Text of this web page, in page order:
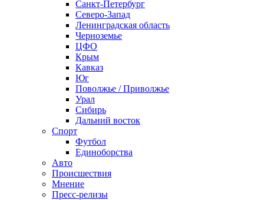
Санкт-Петербург
Северо-Запад
Ленинградская область
Черноземье
ЦФО
Крым
Кавказ
Юг
Поволжье / Приволжье
Урал
Сибирь
Дальний восток
Спорт
Футбол
Единоборства
Авто
Происшествия
Мнение
Пресс-релизы